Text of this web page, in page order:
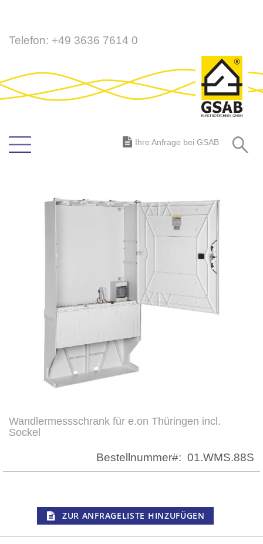
Direkt
Telefon: +49 3636 7614 0
Ihre Anfrage bei GSAB
Wandlermessschrank für e.on Thüringen incl.
Sockel
Bestellnummer 01.WMS.88S
ZUR ANFRAGELISTE HINZUFÜGEN
Zum
Anfang
Bildergalerie